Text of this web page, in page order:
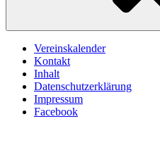
Vereinskalender
Kontakt
Inhalt
Datenschutzerklärung
Impressum
Facebook